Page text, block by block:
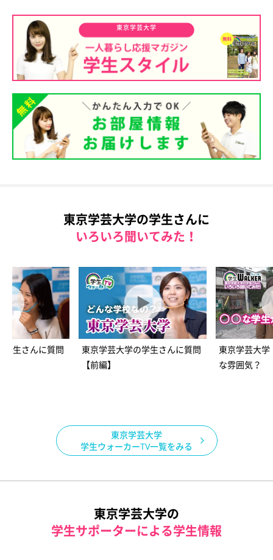
東京学芸大学
東京学芸大学の学生さんに
いろいろ聞いてみた！
学生さんに質問
東京学芸大学の学生さんに質問
【前編】
東京学芸大
な雰囲気？
東京学芸大学
学生ウォーカーTV一覧をみる
東京学芸大学の
学生サポーターによる学生情報